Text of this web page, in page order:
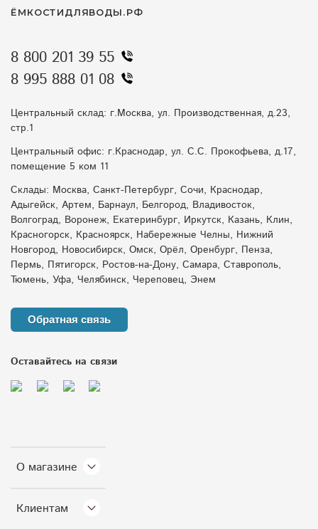
О магазине
Клиентам
ЁМКОСТИДЛЯВОДЫ.РФ
8 800 201 39 55
8 995 888 01 08
Центральный склад: г.Москва, ул. Производственная, д.23,
стр.1
Центральный офис: г.Краснодар, ул. С.С. Прокофьева, д.17,
помещение 5 ком 11
Склады: Москва, Санкт-Петербург, Сочи, Краснодар,
Адыгейск, Артем, Барнаул, Белгород, Владивосток,
Волгоград, Воронеж, Екатеринбург, Иркутск, Казань, Клин,
Красногорск, Красноярск, Набережные Челны, Нижний
Новгород, Новосибирск, Омск, Орёл, Оренбург, Пенза,
Пермь, Пятигорск, Ростов-на-Дону, Самара, Ставрополь,
Тюмень, Уфа, Челябинск, Череповец, Энем
Обратная связь
Оставайтесь на связи